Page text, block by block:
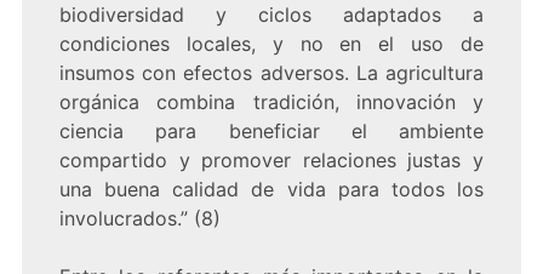
biodiversidad y ciclos adaptados a
condiciones locales, y no en el uso de
insumos con efectos adversos. La agricultura
orgánica combina tradición, innovación y
ciencia para beneficiar el ambiente
compartido y promover relaciones justas y
una buena calidad de vida para todos los
involucrados.” (8)